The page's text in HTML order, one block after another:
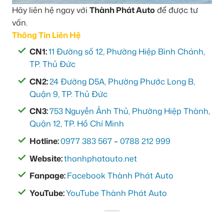
Hãy liên hệ ngay với Thành Phát Auto để được tư
vấn.
Thông Tin Liên Hệ
CN1:11 Đường số 12, Phường Hiệp Bình Chánh,
TP. Thủ Đức
CN2:24 Đường D5A, Phường Phước Long B,
Quận 9, TP. Thủ Đức
CN3:753 Nguyễn Ảnh Thủ, Phường Hiệp Thành,
Quận 12, TP. Hồ Chí Minh
Hotline:0977 383 567 –0788 212 999
Website:thanhphatauto.net
Fanpage:Facebook Thành Phát Auto
YouTube:YouTube Thành Phát Auto